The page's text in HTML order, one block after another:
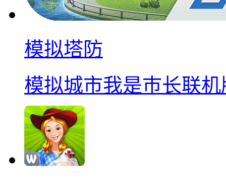
模拟塔防
模拟城市我是巿长联机